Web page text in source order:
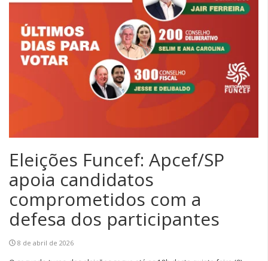
Eleições Funcef: Apcef/SP
apoia candidatos
comprometidos com a
defesa dos participantes
8 de abril de 2026